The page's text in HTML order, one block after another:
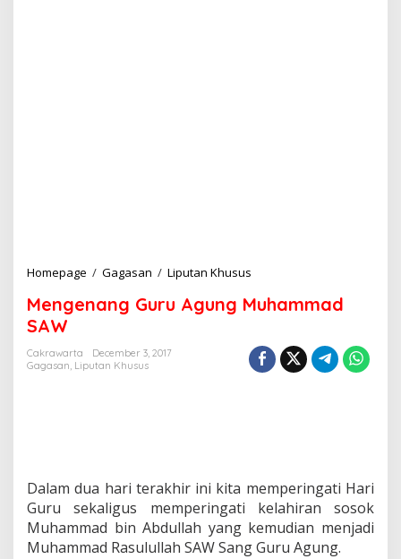
Homepage / Gagasan / Liputan Khusus
n
n
a
A
g
n
g
Mengenang Guru Agung Muhammad
SAW
Cakrawarta
December 3, 2017
Gagasan, Liputan Khusus
Dalam dua hari terakhir ini kita memperingati Hari
Guru sekaligus memperingati kelahiran sosok
Muhammad bin Abdullah yang kemudian menjadi
Muhammad Rasulullah SAW Sang Guru Agung.